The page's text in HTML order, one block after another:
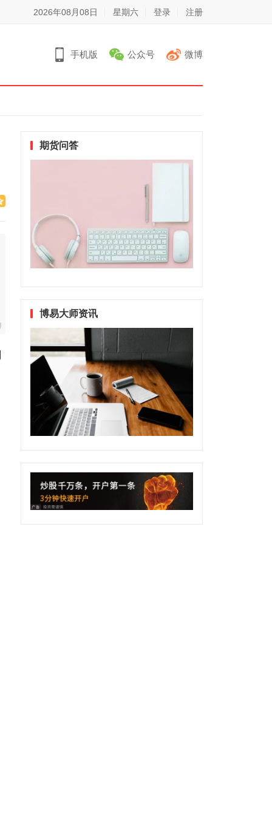
2026年08月08日 星期六 登录 注册
手机版 公众号 微博
期货问答
博易大师资讯